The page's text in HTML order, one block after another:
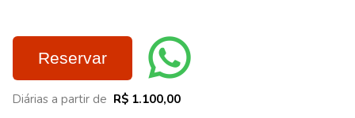
Reservar
Diárias a partir de R$ 1.100,00